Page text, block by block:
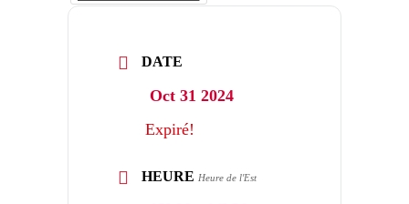
DATE
Oct 31 2024
Expiré!
HEURE Heure de l'Est